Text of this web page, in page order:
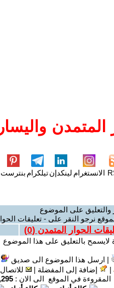
الانستغرام لينكدإنتيلكرام بنترست
على الموضوع
نرجو النقر على - تعليقات
الحوار المتمدن (0
)
لايسمح بالتعليق على هذا الموضوع
| ارسل هذا الموضوع الى صديق
| إضافة إلى المفضلة |
في الموقع الى الان :